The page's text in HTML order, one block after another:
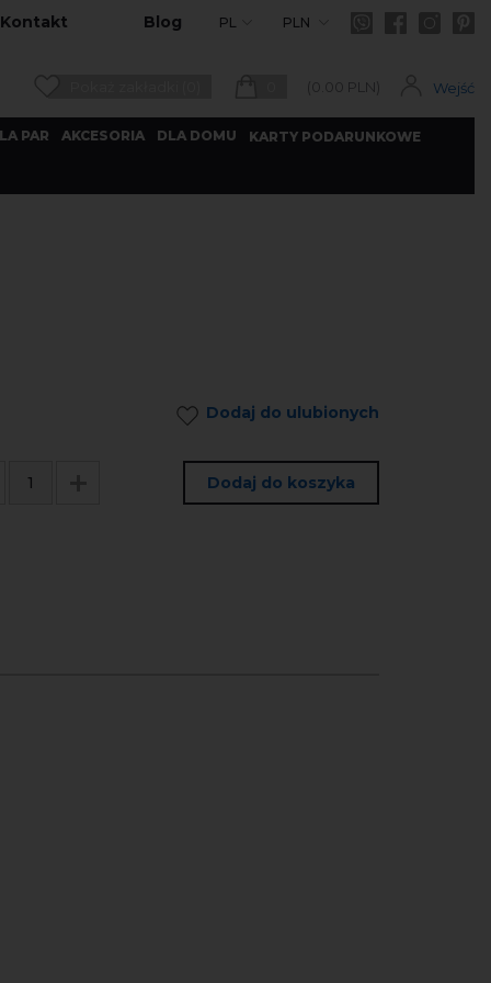
Kontakt Blog PL PLN
(0.00 PLN) Wejść
PAR AKCESORIA DLA DOMU KARTY PODARUNKOWE
Dodaj do ulubionych
Dodaj do koszyka